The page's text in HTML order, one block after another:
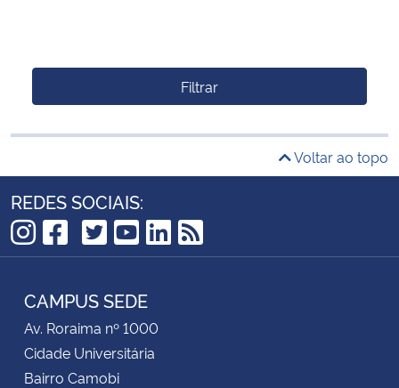
Filtrar
Voltar ao topo
REDES SOCIAIS:
Instagram
Facebook
TikTok
Twitter
YouTube
LinkedIn
RSS
CAMPUS SEDE
Av. Roraima nº 1000
Cidade Universitária
Bairro Camobi